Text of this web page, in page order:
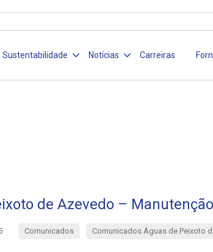
Sustentabilidade Notícias Carreiras
de Azevedo –
Comunicados Comunicados Águas de Peixoto